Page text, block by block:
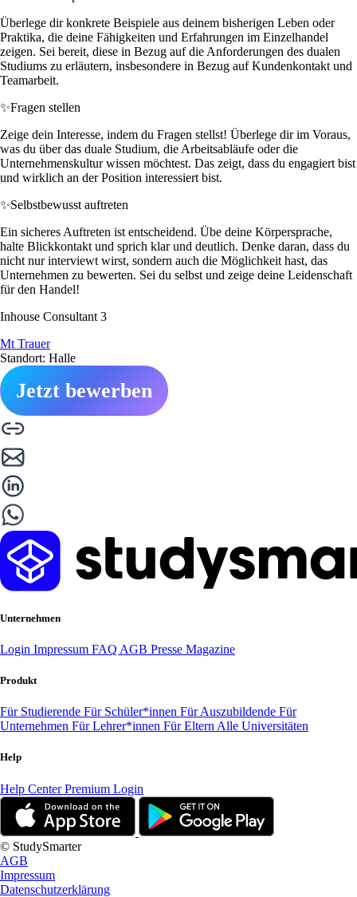
Überlege dir konkrete Beispiele aus deinem bisherigen Leben oder
Praktika, die deine Fähigkeiten und Erfahrungen im Einzelhandel
zeigen. Sei bereit, diese in Bezug auf die Anforderungen des dualen
Studiums zu erläutern, insbesondere in Bezug auf Kundenkontakt und
Teamarbeit.
✨Fragen stellen
Zeige dein Interesse, indem du Fragen stellst! Überlege dir im Voraus,
was du über das duale Studium, die Arbeitsabläufe oder die
Unternehmenskultur wissen möchtest. Das zeigt, dass du engagiert bist
und wirklich an der Position interessiert bist.
✨Selbstbewusst auftreten
Ein sicheres Auftreten ist entscheidend. Übe deine Körpersprache,
halte Blickkontakt und sprich klar und deutlich. Denke daran, dass du
nicht nur interviewt wirst, sondern auch die Möglichkeit hast, das
Unternehmen zu bewerten. Sei du selbst und zeige deine Leidenschaft
für den Handel!
Inhouse Consultant 3
Mt Trauer
Standort: Halle
Jetzt bewerben
Unternehmen
Login Impressum FAQ AGB Presse Magazine
Produkt
Für Studierende Für Schüler*innen Für Auszubildende Für
Unternehmen Für Lehrer*innen Für Eltern Alle Universitäten
Help
Help CenterPremium Login
© StudySmarter
AGB
Impressum
Datenschutzerklärung